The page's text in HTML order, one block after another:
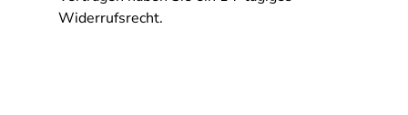
Widerrufsrecht.